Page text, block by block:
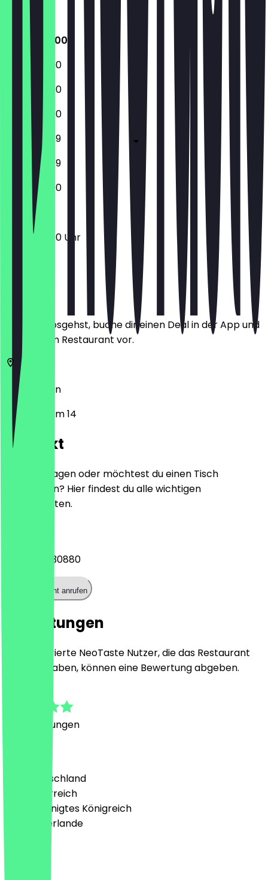
10:30 - 23:00
10:30 - 23:00
10:30 - 23:00
10:30 - 23:00
10:30 - 23:59
10:30 - 23:59
10:30 - 23:00
10:30 - 23:00 Uhr
Bevor du losgehst, buche dir einen Deal in der App und
zeige ihn im Restaurant vor.
14057
Berlin
Kaiserdamm 14
Kontakt
Hast du Fragen oder möchtest du einen Tisch
reservieren? Hier findest du alle wichtigen
Kontaktdaten.
+493030830880
Restaurant anrufen
Bewertungen
Nur registrierte NeoTaste Nutzer, die das Restaurant
besucht haben, können eine Bewertung abgeben.
Bewertungen
🇩🇪 Deutschland
🇦🇹 Österreich
🇬🇧 Vereinigtes Königreich
🇳🇱 Niederlande